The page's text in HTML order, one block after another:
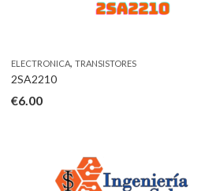
ELECTRONICA, TRANSISTORES
2SA2210
€6.00